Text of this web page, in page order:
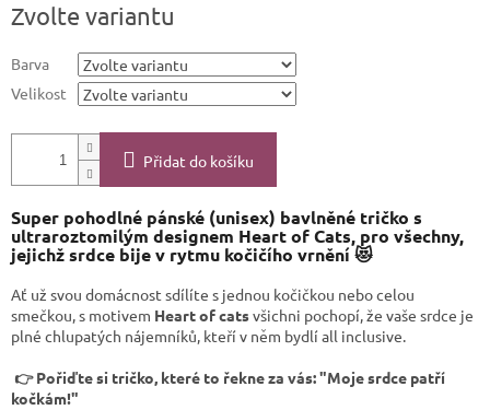
cena:
Zvolte variantu
Barva
Velikost
Přidat do košíku
Super pohodlné pánské (unisex) bavlněné tričko s
ultraroztomilým designem Heart of Cats, pro všechny,
jejichž srdce bije v rytmu kočičího vrnění 😻
Ať už svou domácnost sdílíte s jednou kočičkou nebo celou
smečkou, s motivem Heart of catsvšichni pochopí, že vaše srdce je
plné chlupatých nájemníků, kteří v něm bydlí all inclusive.
👉 Pořiďte si tričko, které to řekne za vás: "Moje srdce patří
kočkám!"